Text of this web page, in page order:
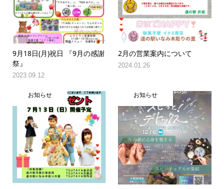
9月18日(月)祝日 『9月の感謝
祭』
2023.09.12
2月の営業案内について
2024.01.26
お知らせ お知らせ